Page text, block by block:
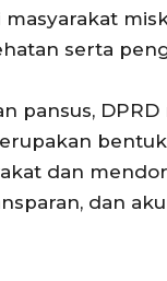
masyarakat
serta
pansus,
dan
dan